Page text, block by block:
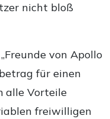
nicht bloß
von Apollo
für einen
alle Vorteile
freiwilligen